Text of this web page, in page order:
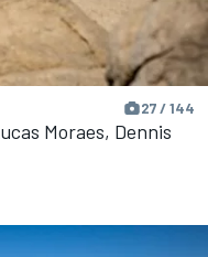
27 / 144
Moraes, Dennis